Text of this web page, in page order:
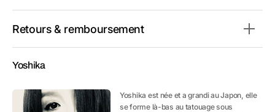
Retours & remboursement
Yoshika
Yoshika est née et a grandi au Japon, elle
se forme là-bas au tatouage sous